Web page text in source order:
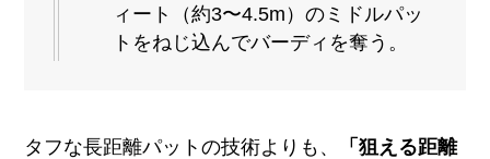
ィート（約3〜4.5m）のミドルパッ
トをねじ込んでバーディを奪う。
タフな長距離パットの技術よりも、
「狙える距離